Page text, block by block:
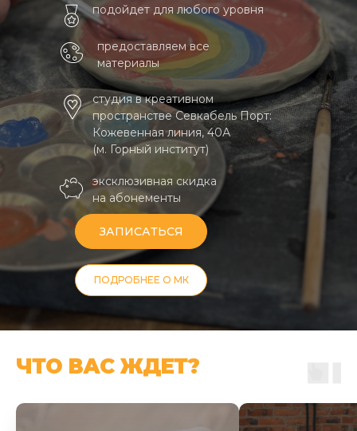
ПОДРОБНЕЕ О МК
ЗАПИСАТЬСЯ
подойдет для любого уровня
предоставляем все
материалы
студия в креативном
пространстве Севкабель Порт:
Кожевенная линия, 40А
(м. Горный институт)
эксклюзивная скидка
на абонементы
ЧТО ВАС ЖДЕТ?